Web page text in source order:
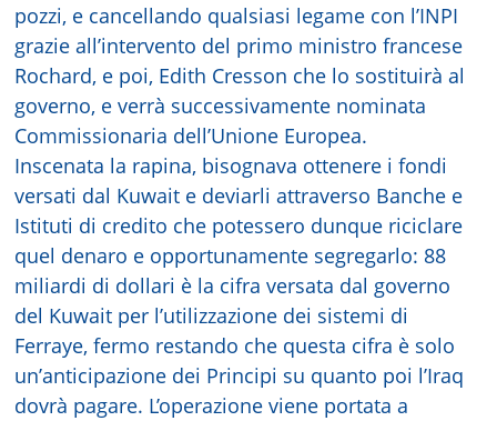
pozzi, e cancellando qualsiasi legame con l’INPI
grazie all’intervento del primo ministro francese
Rochard, e poi, Edith Cresson che lo sostituirà al
governo, e verrà successivamente nominata
Commissionaria dell’Unione Europea.
Inscenata la rapina, bisognava ottenere i fondi
versati dal Kuwait e deviarli attraverso Banche e
Istituti di credito che potessero dunque riciclare
quel denaro e opportunamente segregarlo: 88
miliardi di dollari è la cifra versata dal governo
del Kuwait per l’utilizzazione dei sistemi di
Ferraye, fermo restando che questa cifra è solo
un’anticipazione dei Principi su quanto poi l’Iraq
dovrà pagare. L’operazione viene portata a